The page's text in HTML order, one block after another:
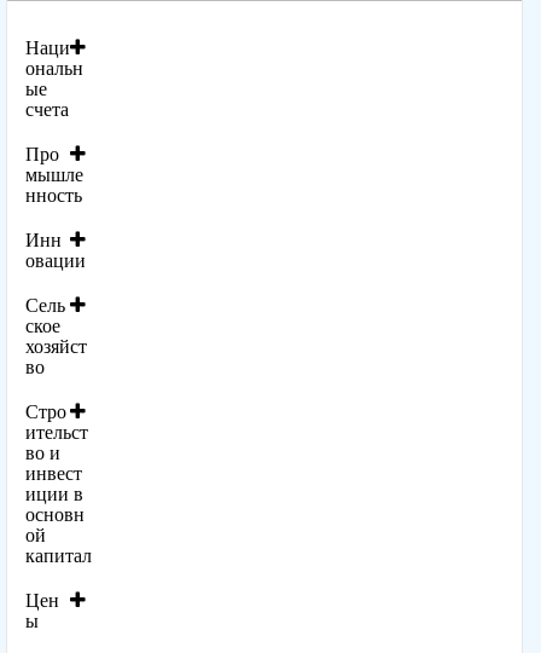
Наци
ональн
ые
счета
Про
мышле
нность
Инн
овации
Сель
ское
хозяйст
во
Стро
ительст
во и
инвест
иции в
основн
ой
капитал
Цен
ы